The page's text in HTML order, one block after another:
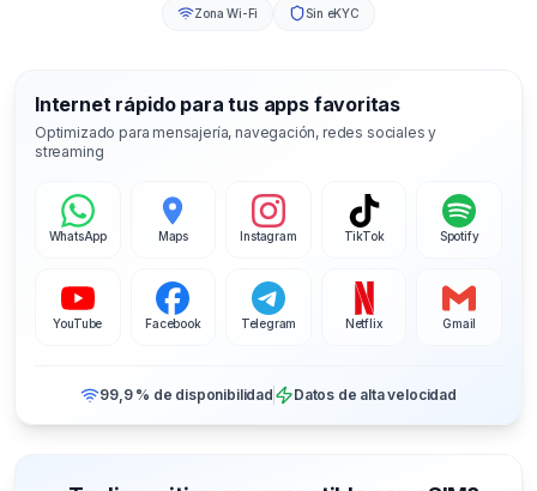
Zona Wi-Fi Sin eKYC
Internet rápido para tus apps favoritas
Optimizado para mensajería, navegación, redes sociales y
streaming
WhatsApp Maps Instagram TikTok Spotify
YouTube Facebook Telegram Netflix Gmail
99,9 % de disponibilidad Datos de alta velocidad